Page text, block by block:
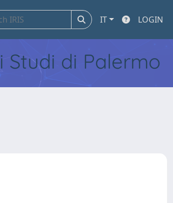
IT LOGIN
di Palermo